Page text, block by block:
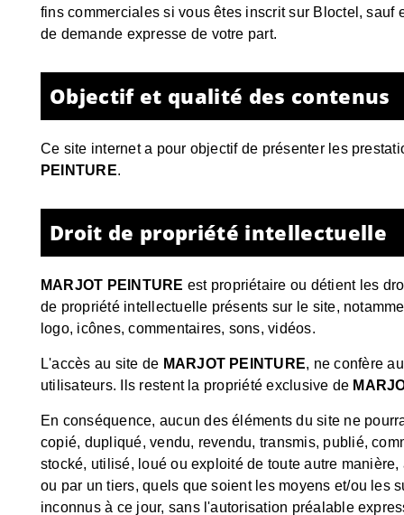
fins commerciales si vous êtes inscrit sur Bloctel, sauf
de demande expresse de votre part.
Objectif et qualité des contenus
Ce site internet a pour objectif de présenter les
PEINTURE.
Droit de propriété intellectuelle
MARJOT PEINTURE est propriétaire ou détient les
de propriété intellectuelle présents sur le site,
logo, icônes, commentaires, sons, vidéos.
L'accès au site de MARJOT PEINTURE, ne confère
utilisateurs. Ils restent la propriété exclusive de
En conséquence, aucun des éléments du site ne
copié, dupliqué, vendu, revendu, transmis, publié,
stocké, utilisé, loué ou exploité de toute autre
ou par un tiers, quels que soient les moyens et/ou les
inconnus à ce jour, sans l'autorisation préalable